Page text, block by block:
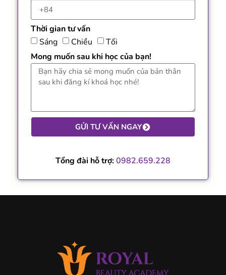
Thời gian tư vấn
Sáng
Chiều
Tối
Mong muốn sau khi học của bạn!
GỬI TƯ VẤN NGAY
Tổng đài hỗ trợ:0982.659.228